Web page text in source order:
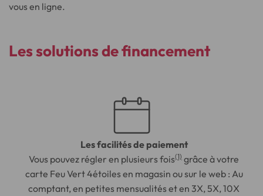
vous en ligne.
Les solutions definancement
Les facilités de paiement
Vous pouvez régler en plusieurs fois(1) grâce à votre
carte Feu Vert 4étoiles en magasin ou sur le web : Au
comptant, en petites mensualités et en 3X, 5X, 10X